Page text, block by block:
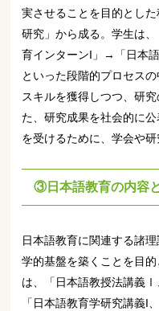
実させることを目的とし
研究」から成る。学生は
育インターンI」→「日本
といった段階的プロセス
スキルを獲得しつつ、研
た、研究成果を社会的に
を受けるために、学会や
③日本語教育の内容
日本語教育に関連する諸
学的基盤を築くことを目
は、「日本語教授法講義Ⅰ
「日本語教育学研究講義I